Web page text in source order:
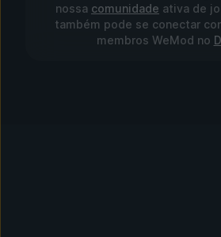
nossa comunidade ativa de
também pode se conectar
membros WeMod no